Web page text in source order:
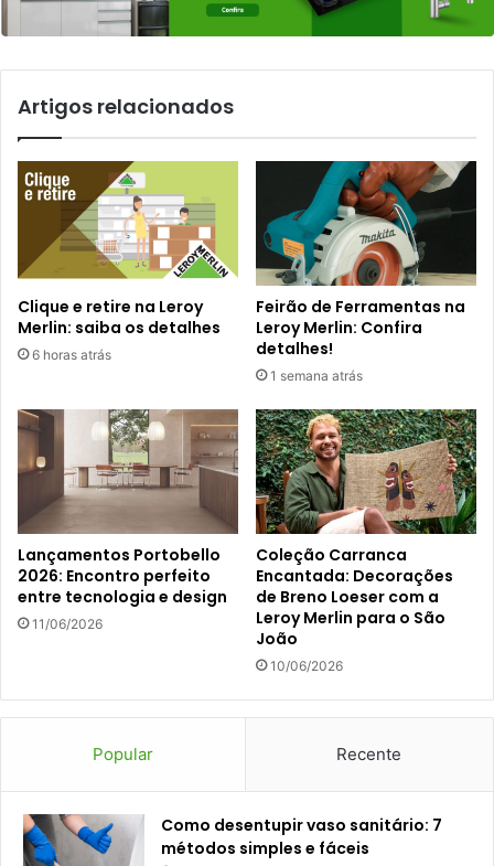
Artigos relacionados
Clique e retire na Leroy
Merlin: saiba os detalhes
6 horas atrás
Feirão de Ferramentas na
Leroy Merlin: Confira
detalhes!
1 semana atrás
Lançamentos Portobello
2026: Encontro perfeito
entre tecnologia e design
11/06/2026
Coleção Carranca
Encantada: Decorações
de Breno Loeser com a
Leroy Merlin para o São
João
10/06/2026
Popular Recente
Como desentupir vaso sanitário: 7
métodos simples e fáceis